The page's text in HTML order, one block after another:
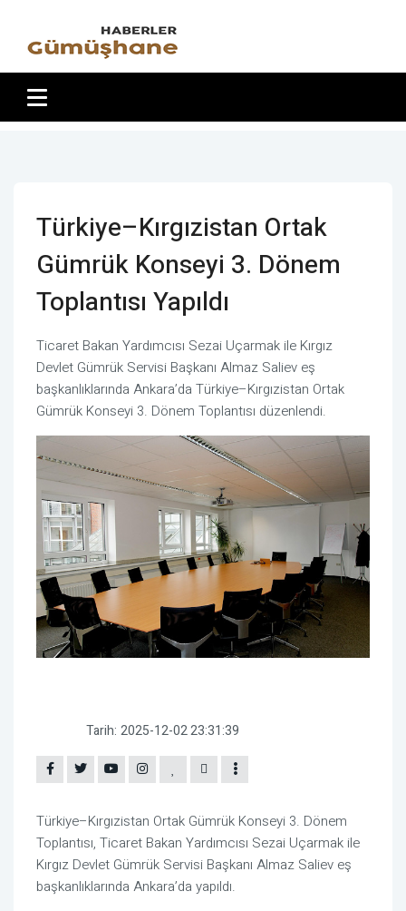
Türkiye–Kırgızistan Ortak
Gümrük Konseyi 3. Dönem
Toplantısı Yapıldı
Ticaret Bakan Yardımcısı Sezai Uçarmak ile Kırgız
Devlet Gümrük Servisi Başkanı Almaz Saliev eş
başkanlıklarında Ankara’da Türkiye–Kırgızistan Ortak
Gümrük Konseyi 3. Dönem Toplantısı düzenlendi.
Tarih: 2025-12-02 23:31:39
Türkiye–Kırgızistan Ortak Gümrük Konseyi 3. Dönem
Toplantısı, Ticaret Bakan Yardımcısı Sezai Uçarmak ile
Kırgız Devlet Gümrük Servisi Başkanı Almaz Saliev eş
başkanlıklarında Ankara’da yapıldı.